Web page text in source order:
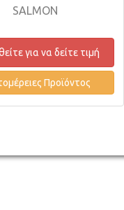
SALMON
για να δείτε τιμή
Προϊόντος